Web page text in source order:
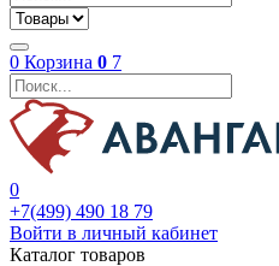
0 Корзина 0 7
0
+7(499) 490 18 79
Войти в личный кабинет
Каталог товаров